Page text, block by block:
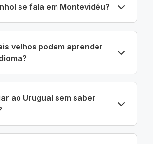
se fala em Montevidéu?
velhos podem aprender
ao Uruguai sem saber